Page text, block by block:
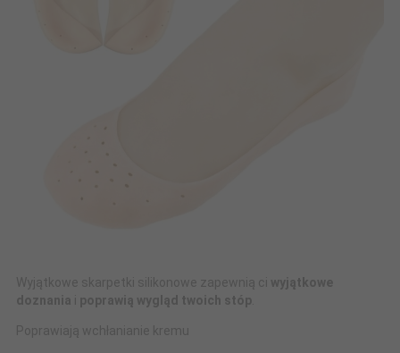
Wyjątkowe skarpetki silikonowe zapewnią ci wyjątkowe
doznania i poprawią wygląd twoich stóp
Poprawiają wchłanianie kremu